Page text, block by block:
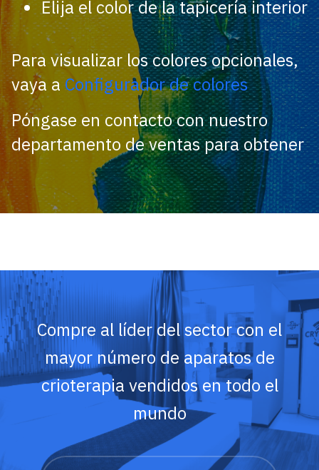
Elija el color de la tapicería interior
Para visualizar los colores opcionales,
vaya a Configurador de colores
Póngase en contacto con nuestro
departamento de ventas para obtener
Compre al líder del sector con el
mayor número de aparatos de
crioterapia vendidos en todo el
mundo